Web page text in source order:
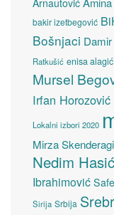
bakir izetbegović
Bošnjaci
Ratkušić enisa alagić
Mursel
Irfan Horozović
Lokalni izbori 2020
Mirza
Nedim Hasić
Ibrahimović
Sirija Srbija